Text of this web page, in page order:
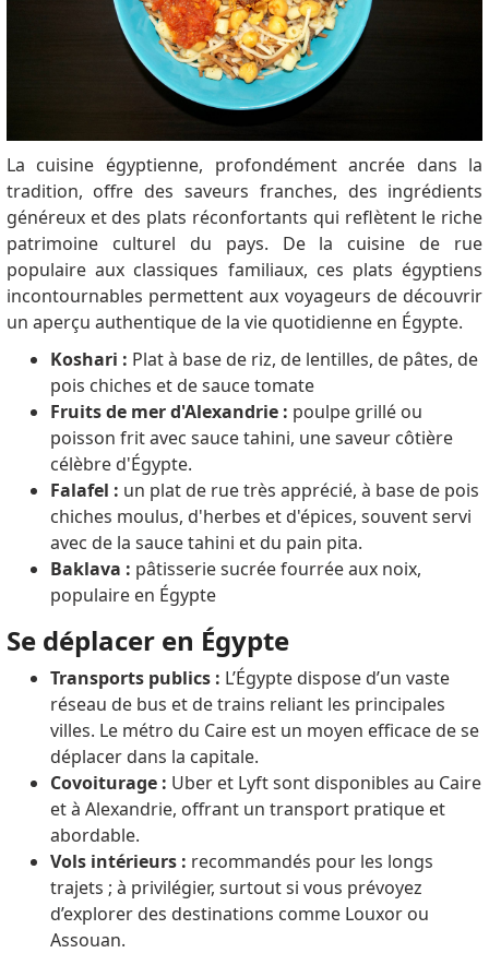
La cuisine égyptienne, profondément ancrée dans la
tradition, offre des saveurs franches, des ingrédients
généreux et des plats réconfortants qui reflètent le riche
patrimoine culturel du pays. De la cuisine de rue
populaire aux classiques familiaux, ces plats égyptiens
incontournables permettent aux voyageurs de découvrir
un aperçu authentique de la vie quotidienne en Égypte.
Koshari : Plat à base de riz, de lentilles, de pâtes, de
pois chiches et de sauce tomate
Fruits de mer d'Alexandrie : poulpe grillé ou
poisson frit avec sauce tahini, une saveur côtière
célèbre d'Égypte.
Falafel : un plat de rue très apprécié, à base de pois
chiches moulus, d'herbes et d'épices, souvent servi
avec de la sauce tahini et du pain pita.
Baklava : pâtisserie sucrée fourrée aux noix,
populaire en Égypte
Se déplacer en Égypte
Transports publics : L’Égypte dispose d’un vaste
réseau de bus et de trains reliant les principales
villes. Le métro du Caire est un moyen efficace de se
déplacer dans la capitale.
Covoiturage : Uber et Lyft sont disponibles au Caire
et à Alexandrie, offrant un transport pratique et
abordable.
Vols intérieurs : recommandés pour les longs
trajets ; à privilégier, surtout si vous prévoyez
d’explorer des destinations comme Louxor ou
Assouan.